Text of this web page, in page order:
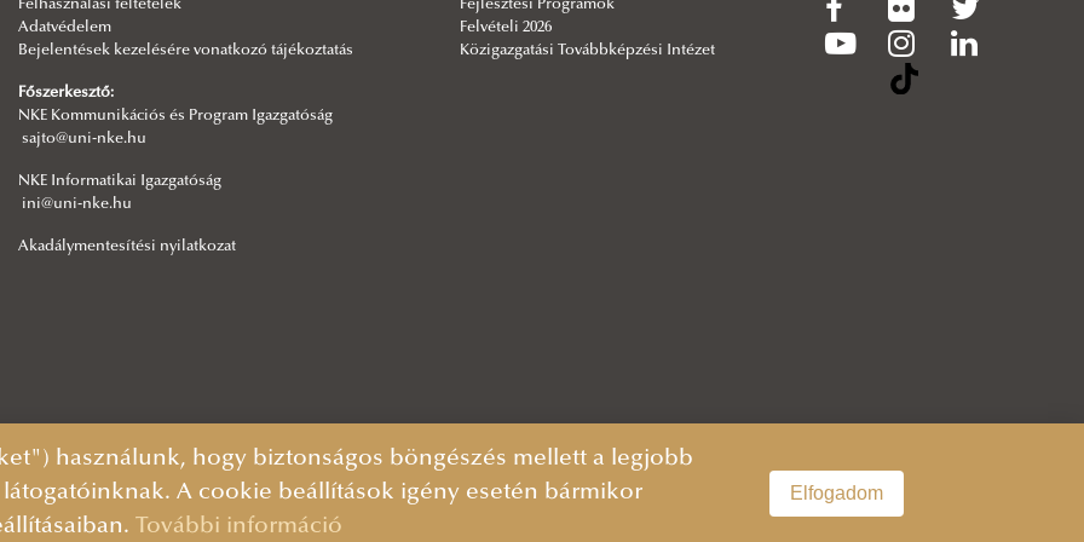
Felhasználási feltételek
Adatvédelem
Bejelentések kezelésére vonatkozó tájékoztatás
Főszerkesztő:
NKE Kommunikációs és Program Igazgatóság
sajto@uni-nke.hu
NKE Informatikai Igazgatóság
ini@uni-nke.hu
Akadálymentesítési nyilatkozat
Fejlesztési Programok
Felvételi 2026
Közigazgatási Továbbképzési Intézet
használunk, hogy biztonságos böngészés mellett a legjobb
A cookie beállítások igény esetén bármikor
További információ
Elfogadom